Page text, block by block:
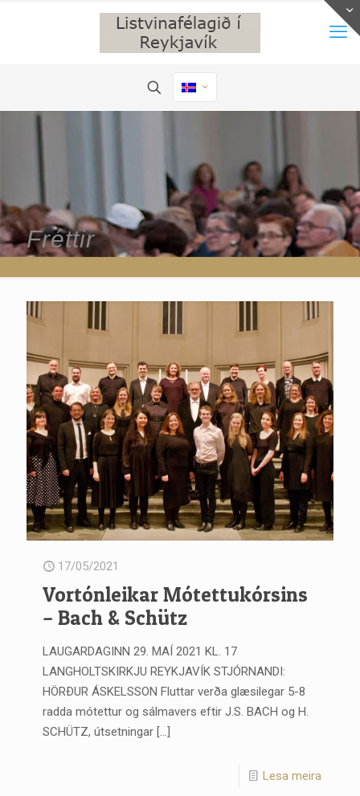
Fréttir
17/05/2021
Vortónleikar Mótettukórsins
– Bach & Schütz
LAUGARDAGINN 29. MAÍ 2021 KL. 17
LANGHOLTSKIRKJU REYKJAVÍK STJÓRNANDI:
HÖRÐUR ÁSKELSSON Fluttar verða glæsilegar 5-8
radda mótettur og sálmavers eftir J.S. BACH og H.
SCHÜTZ, útsetningar […]
Lesa meira